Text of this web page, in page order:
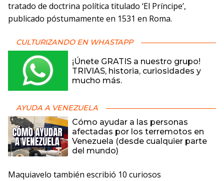
tratado de doctrina política titulado ‘El Príncipe’,
publicado póstumamente en 1531 en Roma.
CULTURIZANDO EN WHASTAPP
¡Únete GRATIS a nuestro grupo!
TRIVIAS, historia, curiosidades y
mucho más.
AYUDA A VENEZUELA
Cómo ayudar a las personas
afectadas por los terremotos en
Venezuela (desde cualquier parte
del mundo)
Maquiavelo también escribió 10 curiosos